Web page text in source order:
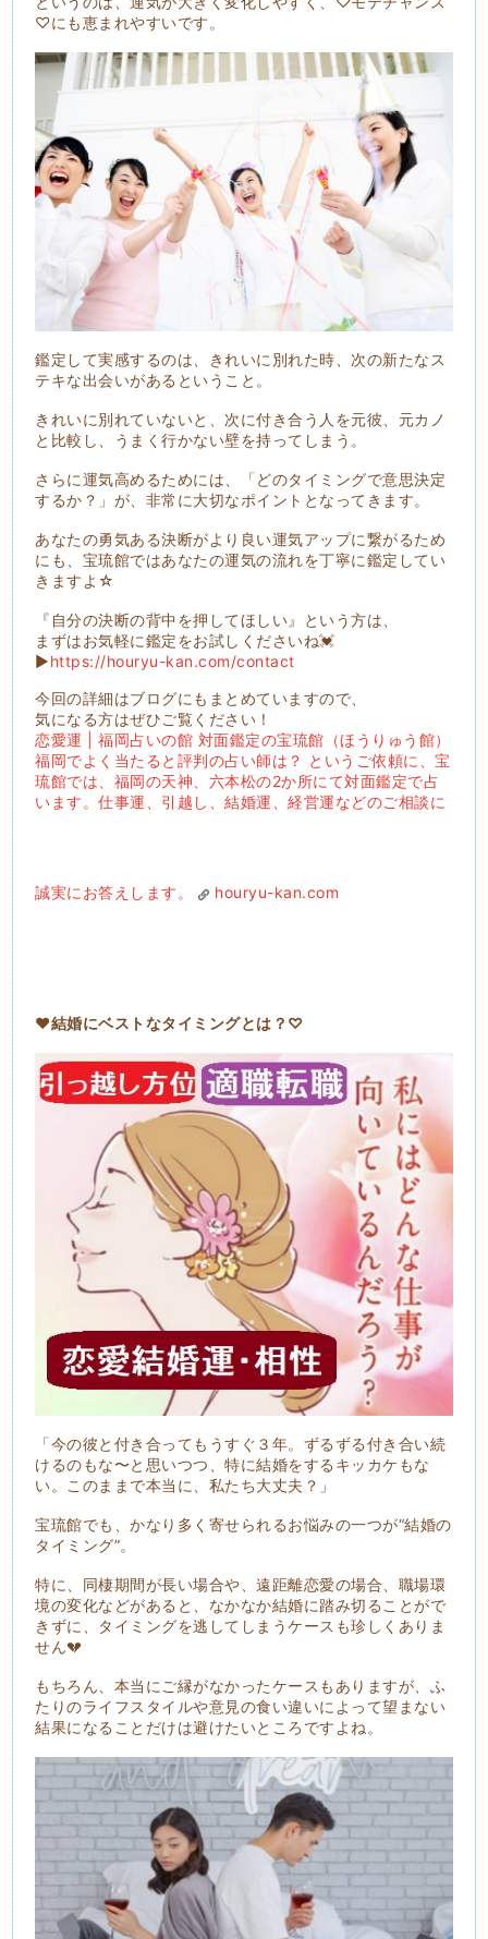
♡にも恵まれやすいです。
鑑定して実感するのは、きれいに別れた時、次の新たなス
テキな出会いがあるということ。
きれいに別れていないと、次に付き合う人を元彼、元カノ
と比較し、うまく行かない壁を持ってしまう。
さらに運気高めるためには、「どのタイミングで意思決定
するか？」が、非常に大切なポイントとなってきます。
あなたの勇気ある決断がより良い運気アップに繋がるため
にも、宝琉館ではあなたの運気の流れを丁寧に鑑定してい
きますよ☆
『自分の決断の背中を押してほしい』という方は、
まずはお気軽に鑑定をお試しくださいね💓
▶︎https://houryu-kan.com/contact
今回の詳細はブログにもまとめていますので、
気になる方はぜひご覧ください！
恋愛運 | 福岡占いの館 対面鑑定の宝琉館（ほうりゅう館）
福岡でよく当たると評判の占い師は？ というご依頼に、宝
琉館では、福岡の天神、六本松の2か所にて対面鑑定で占
います。仕事運、引越し、結婚運、経営運などのご相談に
誠実にお答えします。 houryu-kan.com
❤結婚にベストなタイミングとは？ ♡
「今の彼と付き合ってもうすぐ３年。ずるずる付き合い続
けるのもな〜と思いつつ、特に結婚をするキッカケもな
い。このままで本当に、私たち大丈夫？」
宝琉館でも、かなり多く寄せられるお悩みの一つが“結婚の
タイミング”。
特に、同棲期間が長い場合や、遠距離恋愛の場合、職場環
境の変化などがあると、なかなか結婚に踏み切ることがで
きずに、タイミングを逃してしまうケースも珍しくありま
せん💔
もちろん、本当にご縁がなかったケースもありますが、ふ
たりのライフスタイルや意見の食い違いによって望まない
結果になることだけは避けたいところですよね。